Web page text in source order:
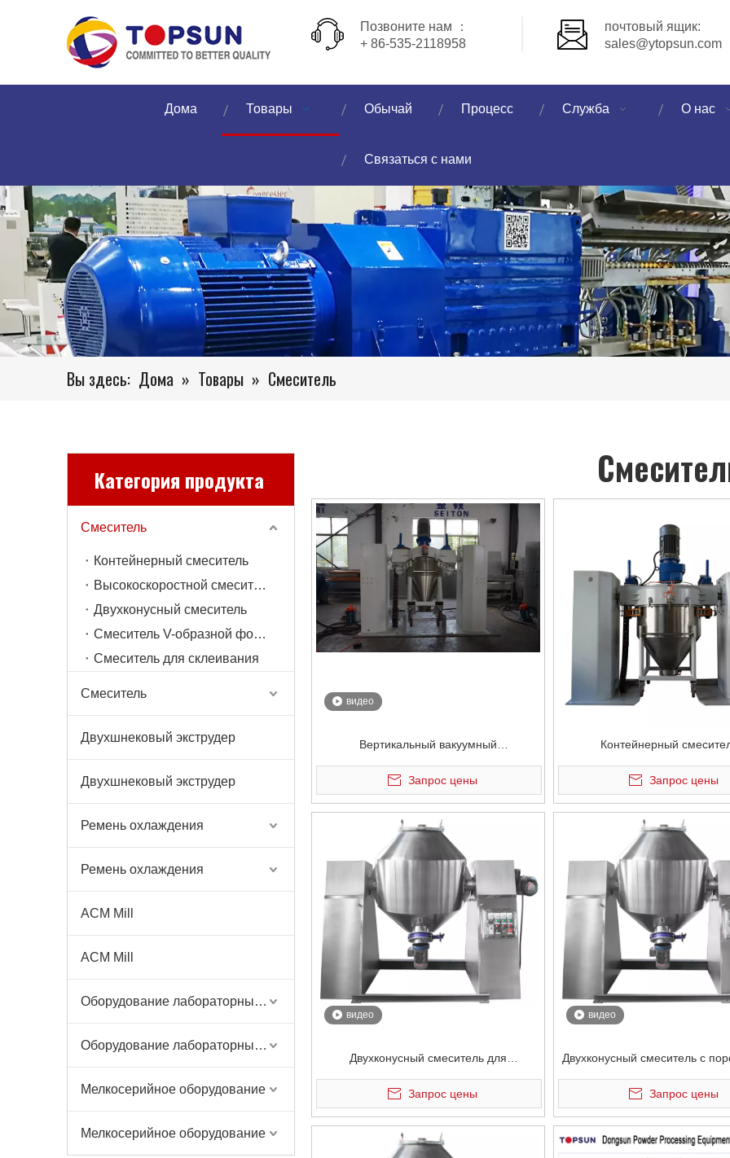
Позвоните нам ：
+ 86-535-2118958
почтовый ящик:
sales@ytopsun.com
Дома Товары Обычай Процесс Служба О нас
Связаться с нами
Вы здесь: Дома » Товары » Смеситель
Категория продукта
Смеситель
Контейнерный смеситель
Высокоскоростной смеситель
Двухконусный смеситель
Смеситель V-образной формы
Смеситель для склеивания
Смеситель
Двухшнековый экструдер
Двухшнековый экструдер
Ремень охлаждения
Ремень охлаждения
ACM Mill
ACM Mill
Оборудование лабораторных весов
Оборудование лабораторных весов
Мелкосерийное оборудование
Мелкосерийное оборудование
видео
Вертикальный вакуумный
электростатический смеситель для
порошка
Запрос цены
Контейнерный
Запрос цены
видео
Двухконусный смеситель для
порошкового покрытия 200 л
Запрос цены
видео
Двухконусный смеситель с
покрытием для
покрытия 100 л
Запрос цены